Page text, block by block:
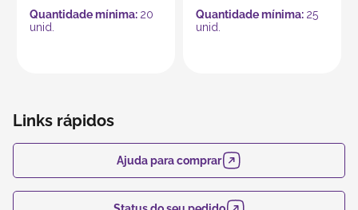
Quantidade mínima: 20
unid.
Quantidade mínima: 25
unid.
Links rápidos
Ajuda para comprar